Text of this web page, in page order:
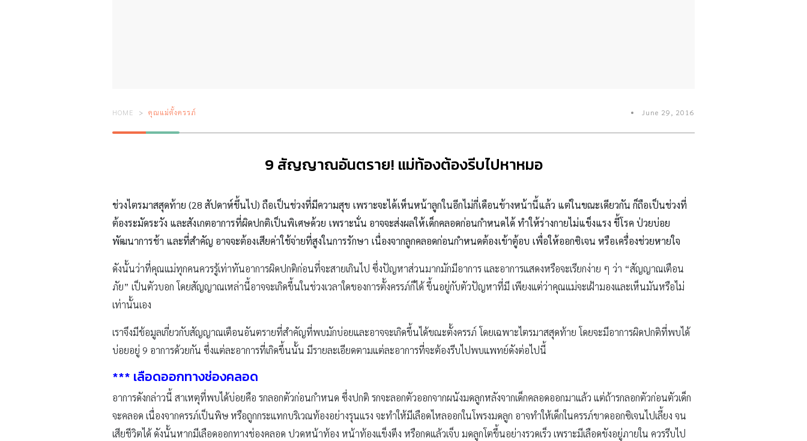
HOME คุณแม่ตั้งครรภ์ June 29, 2016
9 สัญญาณอันตราย! แม่ท้องต้องรีบไปหาหมอ
ช่วงไตรมาสสุดท้าย (28 สัปดาห์ขึ้นไป) ถือเป็นช่วงที่มีความสุข เพราะจะได้เห็นหน้าลูกในอีกไม่กี่เดือนข้างหน้านี้แล้ว แต่ในขณะเดียวกัน ก็ถือเป็นช่วงที่
ต้องระมัดระวัง และสังเกตอาการที่ผิดปกติเป็นพิเศษด้วย เพราะนั่น อาจจะส่งผลให้เด็กคลอดก่อนกำหนดได้ ทำให้ร่างกายไม่แข็งแรง ขี้โรค ป่วยบ่อย
พัฒนาการช้า และที่สำคัญ อาจจะต้องเสียค่าใช้จ่ายที่สูงในการรักษา เนื่องจากลูกคลอดก่อนกำหนดต้องเข้าตู้อบ เพื่อให้ออกซิเจน หรือเครื่องช่วยหายใจ
ดังนั้นว่าที่คุณแม่ทุกคนควรรู้เท่าทันอาการผิดปกติก่อนที่จะสายเกินไป ซึ่งปัญหาส่วนมากมักมีอาการ และอาการแสดงหรือจะเรียกง่าย ๆ ว่า “สัญญาณเตือน
ภัย” เป็นตัวบอก โดยสัญญาณเหล่านี้อาจจะเกิดขึ้นในช่วงเวลาใดของการตั้งครรภ์ก็ได้ ขึ้นอยู่กับตัวปัญหาที่มี เพียงแต่ว่าคุณแม่จะเฝ้ามองและเห็นมันหรือไม่
เท่านั้นเอง
เราจึงมีข้อมูลเกี่ยวกับสัญญาณเตือนอันตรายที่สำคัญที่พบมักบ่อยและอาจจะเกิดขึ้นได้ขณะตั้งครรภ์ โดยเฉพาะไตรมาสสุดท้าย โดยจะมีอาการผิดปกติที่พบได้
บ่อยอยู่ 9 อาการด้วยกัน ซึ่งแต่ละอาการที่เกิดขึ้นนั้น มีรายละเอียดตามแต่ละอาการที่จะต้องรีบไปพบแพทย์ดังต่อไปนี้
*** เลือดออกทางช่องคลอด
อาการดังกล่าวนี้ สาเหตุที่พบได้บ่อยคือ รกลอกตัวก่อนกำหนด ซึ่งปกติ รกจะลอกตัวออกจากผนังมดลูกหลังจากเด็กคลอดออกมาแล้ว แต่ถ้ารกลอกตัวก่อนตัวเด็ก
จะคลอด เนื่องจากครรภ์เป็นพิษ หรือถูกกระแทกบริเวณท้องอย่างรุนแรง จะทำให้มีเลือดไหลออกในโพรงมดลูก อาจทำให้เด็กในครรภ์ขาดออกซิเจนไปเลี้ยง จน
เสียชีวิตได้ ดังนั้นหากมีเลือดออกทางช่องคลอด ปวดหน้าท้อง หน้าท้องแข็งตึง หรือกดแล้วเจ็บ มดลูกโตขึ้นอย่างรวดเร็ว เพราะมีเลือดขังอยู่ภายใน ควรรีบไป